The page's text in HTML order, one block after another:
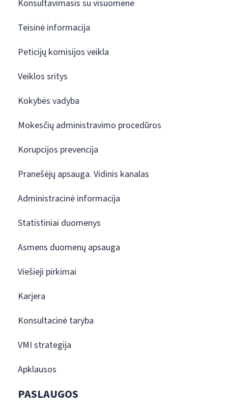
Konsultavimasis su visuomene
Teisinė informacija
Peticijų komisijos veikla
Veiklos sritys
Kokybės vadyba
Mokesčių administravimo procedūros
Korupcijos prevencija
Pranešėjų apsauga. Vidinis kanalas
Administracinė informacija
Statistiniai duomenys
Asmens duomenų apsauga
Viešieji pirkimai
Karjera
Konsultacinė taryba
VMI strategija
Apklausos
PASLAUGOS